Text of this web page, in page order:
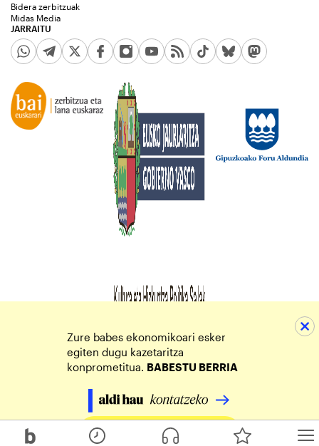
JARRAITU
Bidera zerbitzuak
Midas Media
Zure babes ekonomikoari esker
egiten dugu kazetaritza
konprometitua. BABESTU BERRIA
Egin zure ekarpena